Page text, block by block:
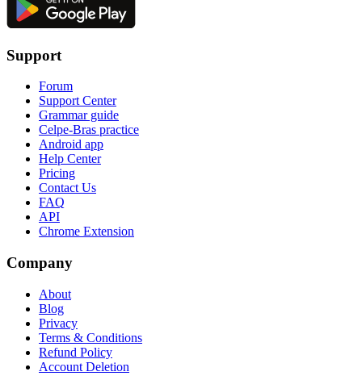
Support
Forum
Support Center
Grammar guide
Celpe-Bras practice
Android app
Help Center
Pricing
Contact Us
FAQ
API
Chrome Extension
Company
About
Blog
Privacy
Terms & Conditions
Refund Policy
Account Deletion